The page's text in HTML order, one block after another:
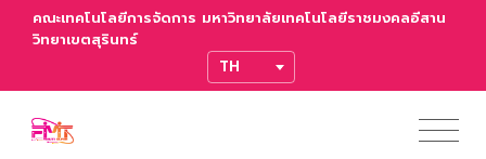
คณะเทคโนโลยีการจัดการ มหาวิทยาลัยเทคโนโลยีราชมงคลอีสาน
วิทยาเขตสุรินทร์
TRANSLATE